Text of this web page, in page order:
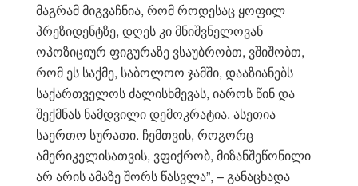
მაგრამ მიგვაჩნია, რომ როდესაც ყოფილ
პრეზიდენტზე, დღეს კი მნიშვნელოვან
ოპოზიციურ ფიგურაზე ვსაუბრობთ, ვშიშობთ,
რომ ეს საქმე, საბოლოო ჯამში, დააზიანებს
საქართველოს ძალისხმევას, იაროს წინ და
შექმნას ნამდვილი დემოკრატია. ასეთია
საერთო სურათი. ჩემთვის, როგორც
ამერიკელისათვის, ვფიქრობ, მიზანშეწონილი
არ არის ამაზე შორს წასვლა”, – განაცხადა